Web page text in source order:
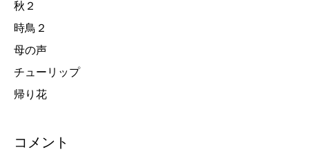
秋２
時鳥２
母の声
チューリップ
帰り花
コメント